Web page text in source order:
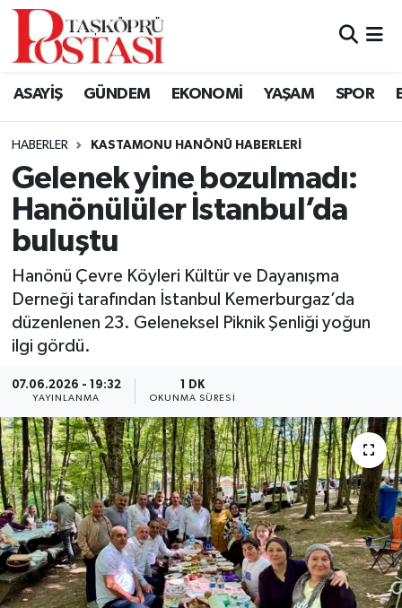
ASAYİŞ GÜNDEM EKONOMİ YAŞAM SPOR
HABERLER KASTAMONU HANÖNÜ HABERLERI
Gelenek yine bozulmadı:
Hanönülüler İstanbul’da
buluştu
Hanönü Çevre Köyleri Kültür ve Dayanışma
Derneği tarafından İstanbul Kemerburgaz’da
düzenlenen 23. Geleneksel Piknik Şenliği yoğun
ilgi gördü.
07.06.2026 - 19:32
YAYINLANMA
1 DK
OKUNMA SÜRESI
Kastamonu Vefat Edenler
Araç Haberleri
Azdavay Haberleri
Bozkurt Haberleri
Çatalzeytin Haberleri
Cide Haberleri
Daday Haberleri
Devrekani Haberleri
Doğanyurt Haberleri
Hanönü Haberleri